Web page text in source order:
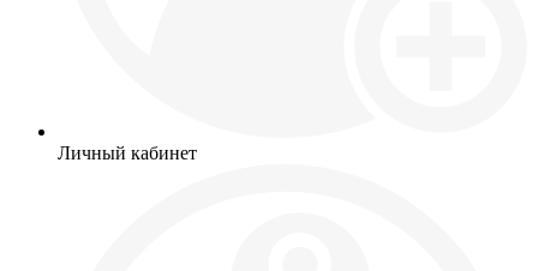
Личный кабинет